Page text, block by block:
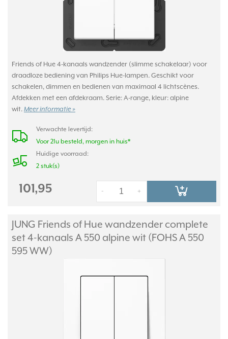
Friends of Hue 4-kanaals wandzender (slimme schakelaar) voor
draadloze bediening van Philips Hue-lampen. Geschikt voor
schakelen, dimmen en bedienen van maximaal 4 lichtscènes.
Afdekken met een afdekraam. Serie: A-range, kleur: alpine
wit. Meer informatie »
Verwachte levertijd:
Voor 21u besteld, morgen in huis*
Huidige voorraad:
2 stuk(s)
101,95 +
-
JUNG Friends of Hue wandzender complete
set 4-kanaals A 550 alpine wit (FOHS A 550
595 WW)